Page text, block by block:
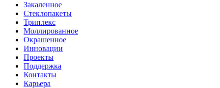
Закаленное
Стеклопакеты
Триплекс
Моллированное
Окрашенное
Инновации
Проекты
Поддержка
Контакты
Карьера